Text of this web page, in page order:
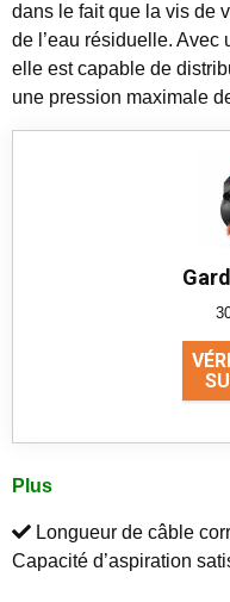
dans le fait que la vis de
de l’eau résiduelle. Avec
elle est capable de
une pression maximale
Plus
Longueur de câble
Capacité d’aspiration